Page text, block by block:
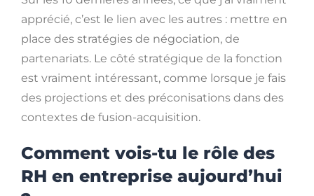
apprécié, c’est le lien avec les autres : mettre en
place des stratégies de négociation, de
partenariats. Le côté stratégique de la fonction
est vraiment intéressant, comme lorsque je fais
des projections et des préconisations dans des
contextes de fusion-acquisition.
Comment vois-tu le rôle des
RH en entreprise aujourd’hui